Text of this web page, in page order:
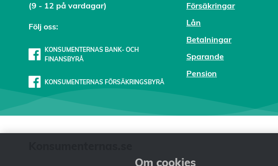
(9 - 12 på vardagar)
Följ oss:
KONSUMENTERNAS BANK- OCH
FINANSBYRÅ
KONSUMENTERNAS FÖRSÄKRINGSBYRÅ
Försäkringar
Lån
Betalningar
Sparande
Pension
Om cookies